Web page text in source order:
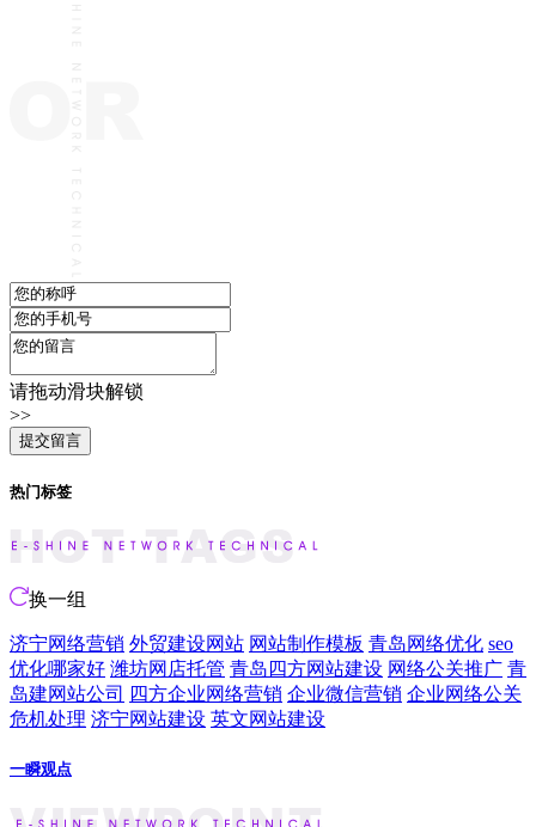
请拖动滑块解锁
>>
热门标签
换一组
济宁网络营销 外贸建设网站 网站制作模板 青岛网络优化 seo
优化哪家好 潍坊网店托管 青岛四方网站建设 网络公关推广 青
岛建网站公司
四方企业网络营销 企业微信营销 企业网络公关
危机处理 济宁网站建设 英文网站建设
一瞬观点